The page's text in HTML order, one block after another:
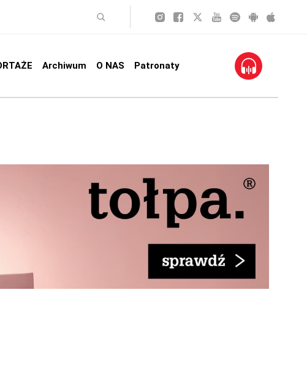
Archiwum O NAS Patronaty